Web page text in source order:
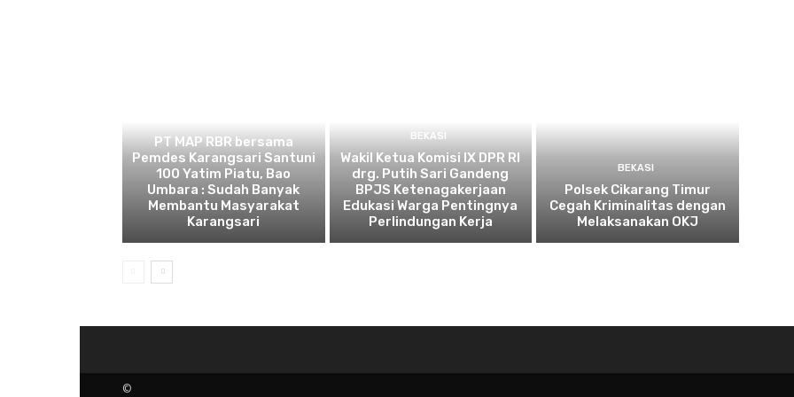
PT MAP RBR bersama
Pemdes Karangsari Santuni
100 Yatim Piatu, Bao
Umbara : Sudah Banyak
Membantu Masyarakat
Karangsari
BEKASI
Wakil Ketua Komisi IX DPR RI
drg. Putih Sari Gandeng
BPJS Ketenagakerjaan
Edukasi Warga Pentingnya
Perlindungan Kerja
BEKASI
Polsek Cikarang Timur
Cegah Kriminalitas dengan
Melaksanakan OKJ
©